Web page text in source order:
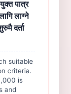
पात्र
लाग्ने
दर्ता
suitable
criteria.
is
and